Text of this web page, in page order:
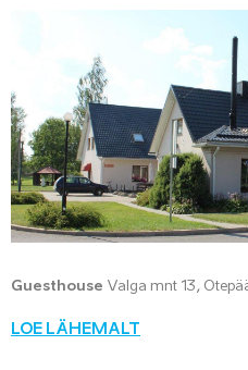
Guesthouse Valga mnt 13,
LOE LÄHEMALT